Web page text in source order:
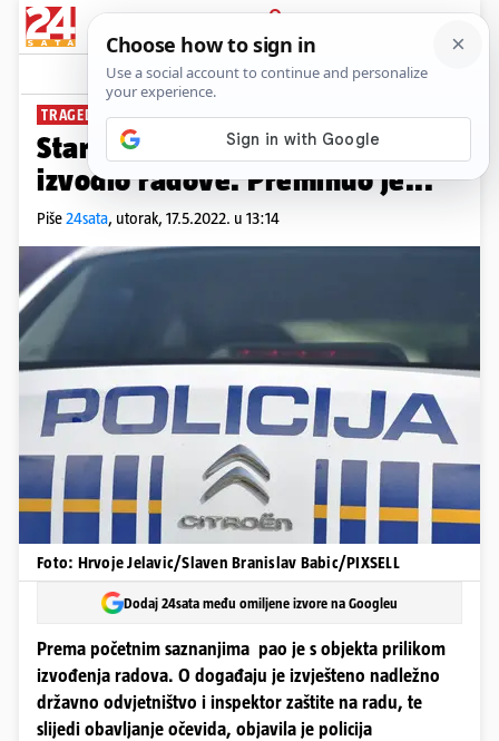
PRIJAVA
News Komentari
TRAGEDIJA NA HVARU
Stari Grad: Pao s objekta dok je
izvodio radove. Preminuo je...
Piše24sata, utorak, 17.5.2022. u 13:14
Foto: Hrvoje Jelavic/Slaven Branislav Babic/PIXSELL
Dodaj 24sata među omiljene izvore na Googleu
Prema početnim saznanjima pao je s objekta prilikom
izvođenja radova. O događaju je izvješteno nadležno
državno odvjetništvo i inspektor zaštite na radu, te
slijedi obavljanje očevida, objavila je policija